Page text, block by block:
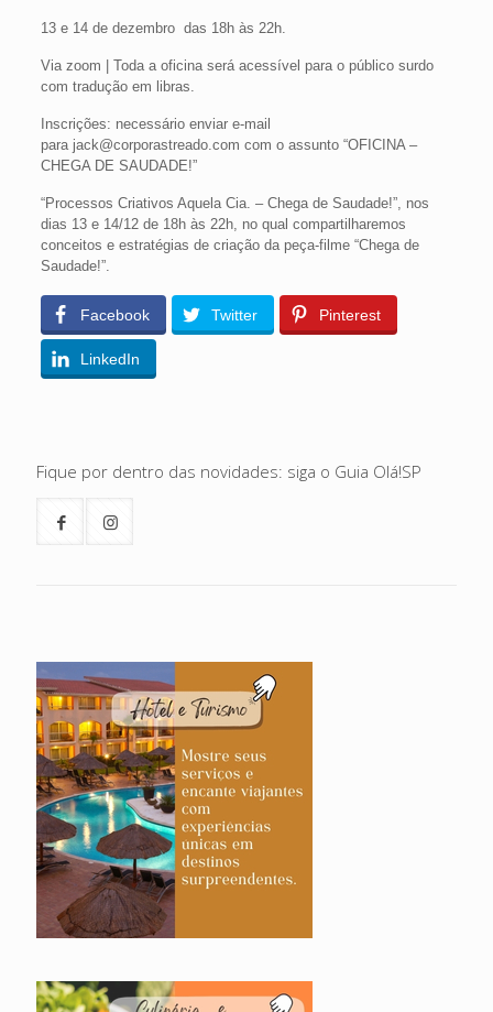
13 e 14 de dezembro das 18h às 22h.
Via zoom | Toda a oficina será acessível para o público surdo
com tradução em libras.
Inscrições: necessário enviar e-mail
para jack@corporastreado.com com o assunto “OFICINA –
CHEGA DE SAUDADE!”
“Processos Criativos Aquela Cia. – Chega de Saudade!”, nos
dias 13 e 14/12 de 18h às 22h, no qual compartilharemos
conceitos e estratégias de criação da peça-filme “Chega de
Saudade!”.
Facebook Twitter Pinterest
LinkedIn
Fique por dentro das novidades: siga o Guia Olá!SP